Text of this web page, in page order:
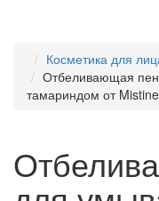
Косметика для
Отбеливающая
тамариндом от